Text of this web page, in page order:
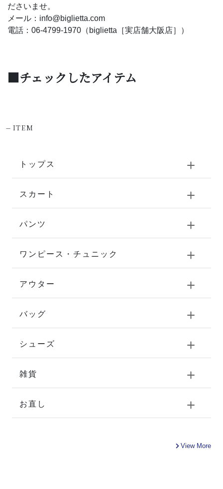
ださいませ。
メール：info@biglietta.com
電話：06-4799-1970（biglietta［実店舗大阪店］）
■チェックしたアイテム
-ITEM
トップス
スカート
パンツ
ワンピース・チュニック
アウター
バッグ
シューズ
雑貨
お直し
View More